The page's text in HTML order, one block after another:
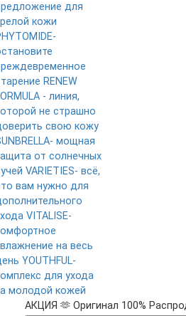
для
кожи
RENEW
- линия,
не страшно
свою кожу
мощная
от солнечных
VARIETIES- всё,
вам нужно для
VITALISE-
на весь
YOUTHFUL-
для ухода
молодой кожей
АКЦИЯ 🫶 Оригинал 100%